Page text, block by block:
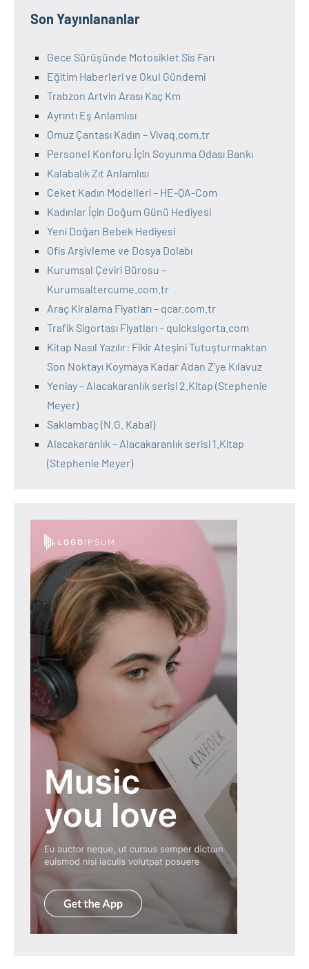
Son Yayınlananlar
Gece Sürüşünde Motosiklet Sis Farı
Eğitim Haberleri ve Okul Gündemi
Trabzon Artvin Arası Kaç Km
Ayrıntı Eş Anlamlısı
Omuz Çantası Kadın – Vivaq.com.tr
Personel Konforu İçin Soyunma Odası Bankı
Kalabalık Zıt Anlamlısı
Ceket Kadın Modelleri – HE-QA-Com
Kadınlar İçin Doğum Günü Hediyesi
Yeni Doğan Bebek Hediyesi
Ofis Arşivleme ve Dosya Dolabı
Kurumsal Çeviri Bürosu –
Kurumsaltercume.com.tr
Araç Kiralama Fiyatları – qcar.com.tr
Trafik Sigortası Fiyatları – quicksigorta.com
Kitap Nasıl Yazılır: Fikir Ateşini Tutuşturmaktan
Son Noktayı Koymaya Kadar A’dan Z’ye Kılavuz
Yeniay – Alacakaranlık serisi 2.Kitap (Stephenie
Meyer)
Saklambaç (N.G. Kabal)
Alacakaranlık – Alacakaranlık serisi 1.Kitap
(Stephenie Meyer)